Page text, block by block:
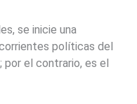
se inicie una
políticas del
el contrario, es el